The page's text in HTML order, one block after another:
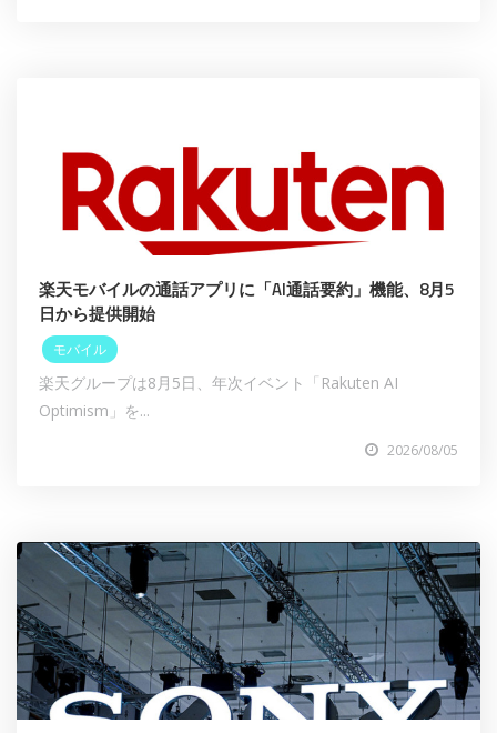
楽天モバイルの通話アプリに「AI通話要約」機能、8月5
日から提供開始
モバイル
楽天グループは8月5日、年次イベント「Rakuten AI
Optimism」を...
2026/08/05